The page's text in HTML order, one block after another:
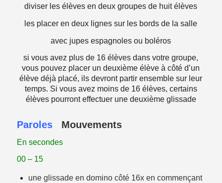
diviser les élèves en deux groupes de huit élèves
les placer en deux lignes sur les bords de la salle
avec jupes espagnoles ou boléros
si vous avez plus de 16 élèves dans votre groupe,
vous pouvez placer un deuxième élève à côté d’un
élève déjà placé, ils devront partir ensemble sur leur
temps. Si vous avez moins de 16 élèves, certains
élèves pourront effectuer une deuxième glissade
Paroles Mouvements
En secondes
00 – 15
une glissadeen domino côté16x en commençant